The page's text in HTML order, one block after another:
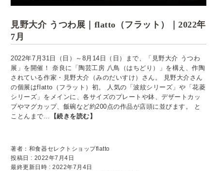
見野大介 うつわ展｜flatto（フラット）｜2022年
7月
2022年7月31日（日）～8月14日（日）まで、「見野大介 うつわ
展」を開催！ 奈良に「陶芸工房 八鳥（はちどり）」を構え、作陶
されている作家・見野大介（みのだいすけ）さん。 見野大介さん
の個展はflatto（フラット）初。 人気の「波紋シリーズ」や「花菱
シリーズ」をメインに、各サイズのプレートや鉢、デザートカッ
プやマグカップ、飯碗など約200点の作品が店頭に並びます。 と
ことんまで…
【続きを読む】
著者：和食器セレクトショップflatto
投稿日 : 2022年7月4日
最終更新日時 : 2022年7月4日